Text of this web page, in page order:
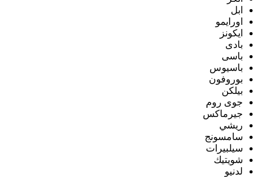
ابل
اورايمو
ايكونز
بادى
باسى
باسيوس
بوروفون
بيلكن
جوى روم
جيرماكس
ريشي
سامسونج
سيلبيرات
شويتيك
لدنيو